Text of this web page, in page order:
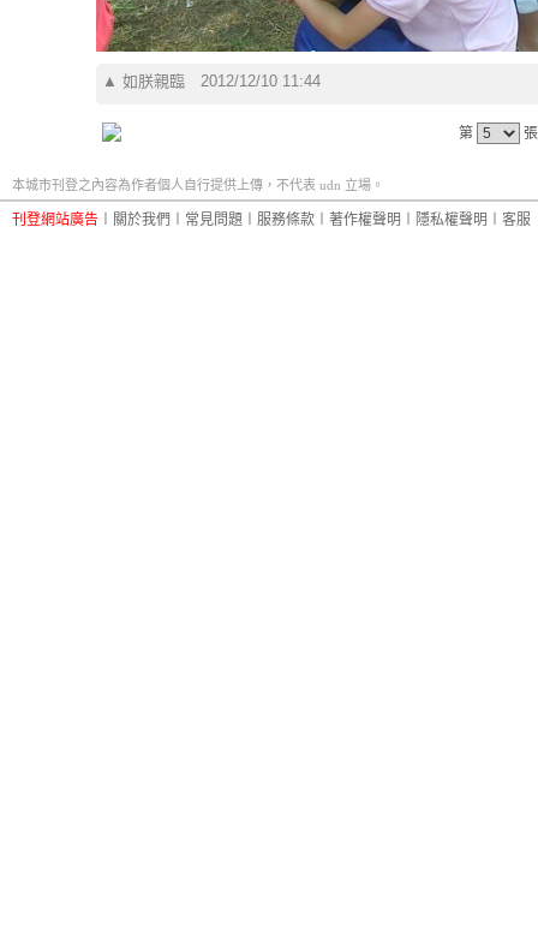
▲ 如朕親臨 2012/12/10 11:44
第
本城市刊登之內容為作者個人自行提供上傳，不代表 udn 立場。
刊登網站廣告 關於我們 常見問題 服務條款 著作權聲明 隱私權聲明 客服